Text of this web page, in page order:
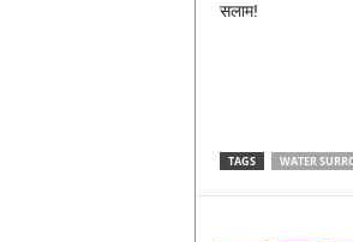
सलाम!
TAGS WATER